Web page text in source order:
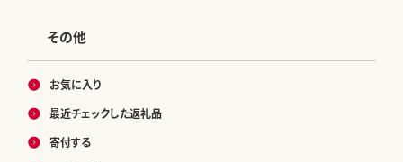
その他
お気に入り
最近チェックした返礼品
寄付する